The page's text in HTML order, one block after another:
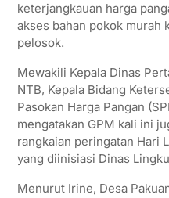
keterjangkauan harga
akses bahan pokok murah
pelosok.
Mewakili Kepala Dinas
NTB, Kepala Bidang
Pasokan Harga Pangan
mengatakan GPM kali ini
rangkaian peringatan Hari
yang diinisiasi Dinas
Menurut Irine, Desa